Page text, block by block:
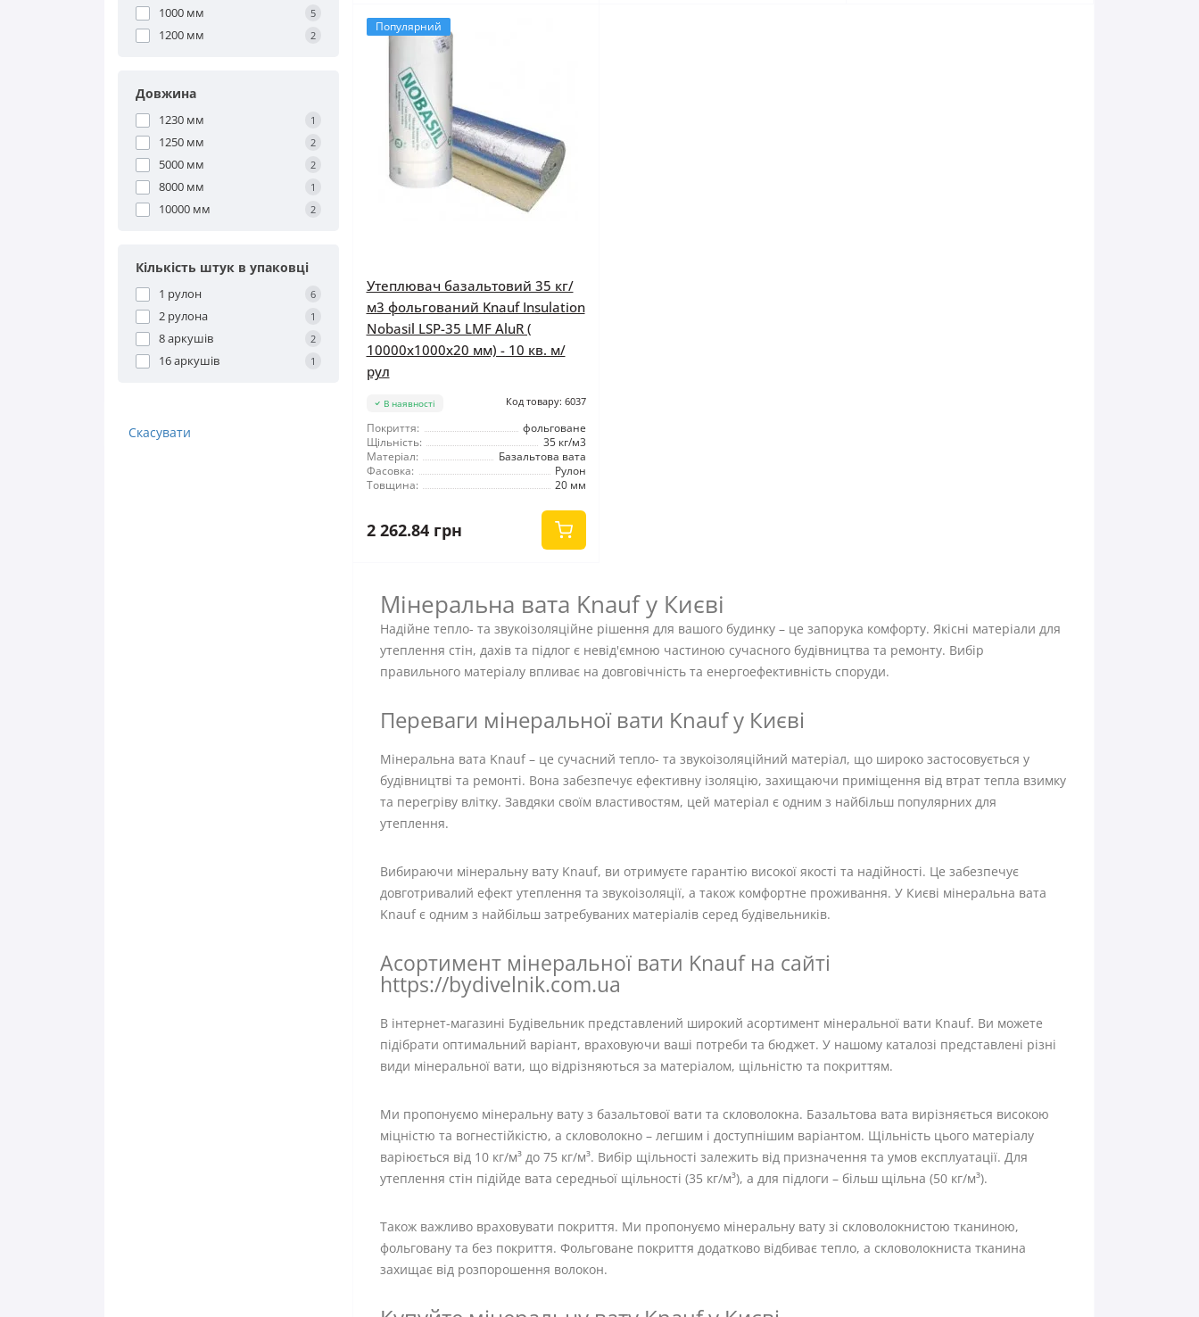
1000 мм 5
1200 мм 2
Довжина
1230 мм 1
1250 мм 2
5000 мм 2
8000 мм 1
10000 мм 2
Кількість штук в упаковці
1 рулон 6
2 рулона 1
8 аркушів 2
16 аркушів 1
Скасувати
Популярний
Утеплювач базальтовий 35 кг/
м3 фольгований Knauf Insulation
Nobasil LSP-35 LMF AluR (
10000x1000x20 мм) - 10 кв. м/
рул
В наявності Код товару: 6037
Покриття:
фольговане
Щільність:
35 кг/м3
Матеріал:
Базальтова вата
Фасовка:
Рулон
Товщина:
20 мм
2 262.84 грн
Мінеральна вата Knauf у Києві
Надійне тепло- та звукоізоляційне рішення для вашого будинку – це запорука комфорту. Якісні матеріали для
утеплення стін, дахів та підлог є невід'ємною частиною сучасного будівництва та ремонту. Вибір
правильного матеріалу впливає на довговічність та енергоефективність споруди.
Переваги мінеральної вати Knauf у Києві
Мінеральна вата Knauf – це сучасний тепло- та звукоізоляційний матеріал, що широко застосовується у
будівництві та ремонті. Вона забезпечує ефективну ізоляцію, захищаючи приміщення від втрат тепла взимку
та перегріву влітку. Завдяки своїм властивостям, цей матеріал є одним з найбільш популярних для
утеплення.
Вибираючи мінеральну вату Knauf, ви отримуєте гарантію високої якості та надійності. Це забезпечує
довготривалий ефект утеплення та звукоізоляції, а також комфортне проживання. У Києві мінеральна вата
Knauf є одним з найбільш затребуваних матеріалів серед будівельників.
Асортимент мінеральної вати Knauf на сайті
https://bydivelnik.com.ua
В інтернет-магазині Будівельник представлений широкий асортимент мінеральної вати Knauf. Ви можете
підібрати оптимальний варіант, враховуючи ваші потреби та бюджет. У нашому каталозі представлені різні
види мінеральної вати, що відрізняються за матеріалом, щільністю та покриттям.
Ми пропонуємо мінеральну вату з базальтової вати та скловолокна. Базальтова вата вирізняється високою
міцністю та вогнестійкістю, а скловолокно – легшим і доступнішим варіантом. Щільність цього матеріалу
варіюється від 10 кг/м³ до 75 кг/м³. Вибір щільності залежить від призначення та умов експлуатації. Для
утеплення стін підійде вата середньої щільності (35 кг/м³), а для підлоги – більш щільна (50 кг/м³).
Також важливо враховувати покриття. Ми пропонуємо мінеральну вату зі скловолокнистою тканиною,
фольговану та без покриття. Фольговане покриття додатково відбиває тепло, а скловолокниста тканина
захищає від розпорошення волокон.